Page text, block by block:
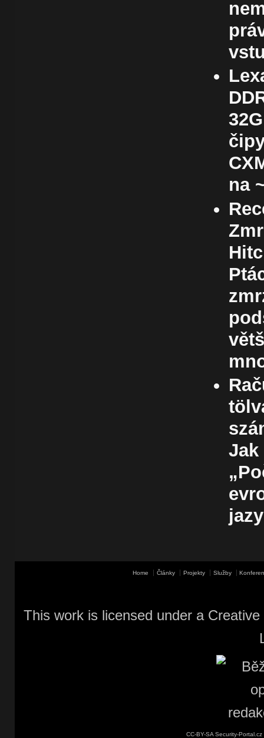
na
Jak
Home Články Projekty Služby
This work is licensed under a
CC-BY-SA Security-